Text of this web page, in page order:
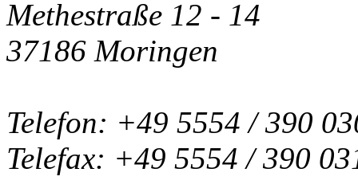
Methestraße 12 - 14
37186 Moringen
Telefon: +49 5554 / 390
Telefax: +49 5554 / 390